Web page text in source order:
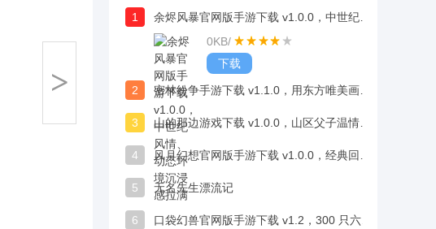
>
1
0KB/
下载
2
3
4
5 无名先生漂流记
6